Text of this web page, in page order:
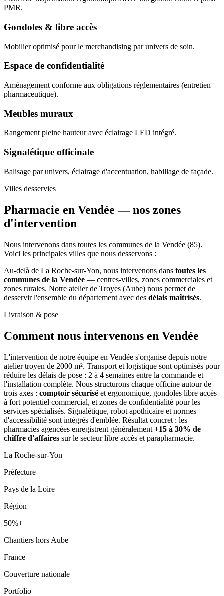
PMR.
Gondoles & libre accès
Mobilier optimisé pour le merchandising par univers de soin.
Espace de confidentialité
Aménagement conforme aux obligations réglementaires (entretien
pharmaceutique).
Meubles muraux
Rangement pleine hauteur avec éclairage LED intégré.
Signalétique officinale
Balisage par univers, éclairage d'accentuation, habillage de façade.
Villes desservies
Pharmacie en Vendée —nos zones
d'intervention
Nous intervenons dans toutes les communes de la Vendée (85).
Voici les principales villes que nous desservons :
Au-delà de La Roche-sur-Yon, nous intervenons dans toutes les
communes de la Vendée — centres-villes, zones commerciales et
zones rurales. Notre atelier de Troyes (Aube) nous permet de
desservir l'ensemble du département avec des délais maîtrisés.
Livraison & pose
Comment nous intervenons en Vendée
L'intervention de notre équipe en Vendée s'organise depuis notre
atelier troyen de 2000 m². Transport et logistique sont optimisés pour
réduire les délais de pose : 2 à 4 semaines entre la commande et
l'installation complète. Nous structurons chaque officine autour de
trois axes : comptoir sécurisé et ergonomique, gondoles libre accès
à fort potentiel commercial, et zones de confidentialité pour les
services spécialisés. Signalétique, robot apothicaire et normes
d'accessibilité sont intégrés d'emblée. Résultat concret : les
pharmacies agencées enregistrent généralement +15 à 30% de
chiffre d'affaires sur le secteur libre accès et parapharmacie.
La Roche-sur-Yon
Préfecture
Pays de la Loire
Région
50%+
Chantiers hors Aube
France
Couverture nationale
Portfolio